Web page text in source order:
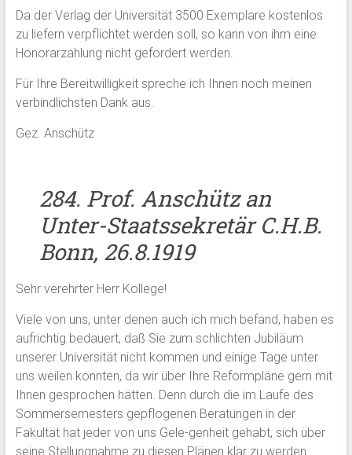
Da der Verlag der Universität 3500 Exemplare kostenlos
zu liefern verpflichtet werden soll, so kann von ihm eine
Honorarzahlung nicht gefordert werden.
Für Ihre Bereitwilligkeit spreche ich Ihnen noch meinen
verbindlichsten Dank aus.
Gez. Anschütz
284. Prof. Anschütz an
Unter-Staatssekretär C.H.B.
Bonn, 26.8.1919
Sehr verehrter Herr Kollege!
Viele von uns, unter denen auch ich mich befand, haben es
aufrichtig bedauert, daß Sie zum schlichten Jubiläum
unserer Universität nicht kommen und einige Tage unter
uns weilen konnten, da wir über Ihre Reformpläne gern mit
Ihnen gesprochen hätten. Denn durch die im Laufe des
Sommersemesters gepflogenen Beratungen in der
Fakultät hat jeder von uns Gele-genheit gehabt, sich über
seine Stellungnahme zu diesen Plänen klar zu werden.